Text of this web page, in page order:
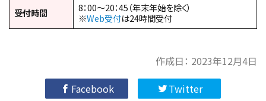
受付時間
8：00～20：45（年末年始を除く）
※Web受付は24時間受付
作成日： 2023年12月4日
Facebook
Twitter